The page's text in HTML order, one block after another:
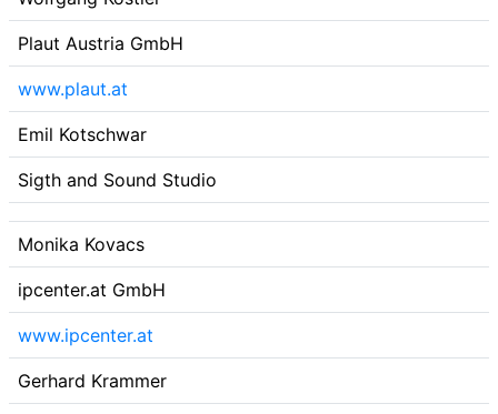
Plaut Austria GmbH
www.plaut.at
Emil Kotschwar
Sigth and Sound Studio
Monika Kovacs
ipcenter.at GmbH
www.ipcenter.at
Gerhard Krammer